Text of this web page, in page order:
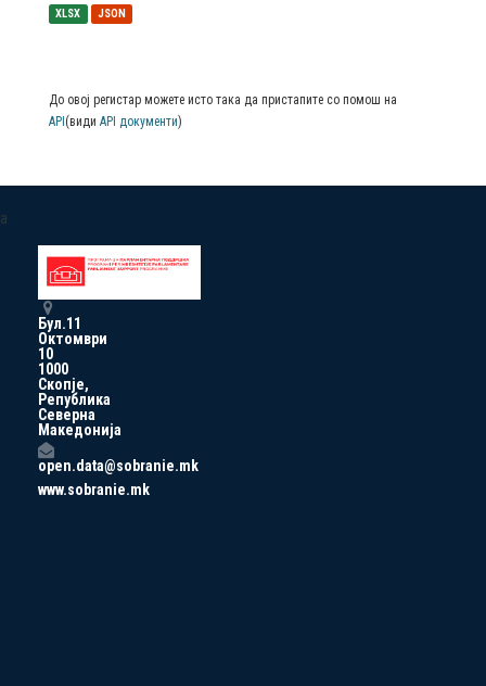
XLSX JSON
До овој регистар можете исто така да пристапите со помош на
API (види API документи)
a
Бул.11
Октомври
10
1000
Скопје,
Република
Северна
Македонија
open.data@sobranie.mk
www.sobranie.mk